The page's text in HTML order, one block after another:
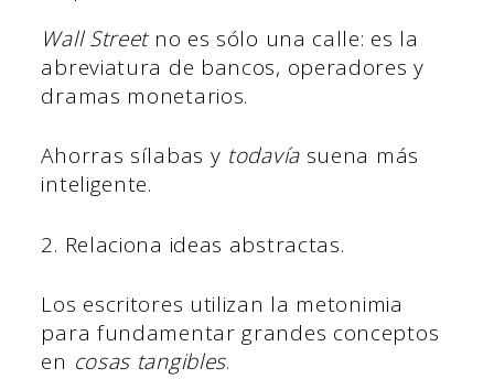
Wall Streetno es sólo una calle: es la
abreviatura de bancos, operadores y
dramas monetarios.
Ahorras sílabas y todavíasuena más
inteligente.
2. Relaciona ideas abstractas.
Los escritores utilizan la metonimia
para fundamentar grandes conceptos
en cosas tangibles.